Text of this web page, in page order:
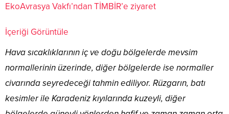
EkoAvrasya Vakfı’ndan TİMBİR’e ziyaret
İçeriği Görüntüle
Hava sıcaklıklarının iç ve doğu bölgelerde mevsim
normallerinin üzerinde, diğer bölgelerde ise normaller
civarında seyredeceği tahmin ediliyor. Rüzgarın, batı
kesimler ile Karadeniz kıyılarında kuzeyli, diğer